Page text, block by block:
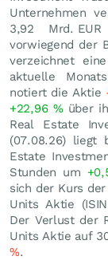
Unternehmen
3,92 Mrd. EUR
vorwiegend der
verzeichnet
aktuelle
notiert die Aktie
+22,96 %über
Real Estate
(07.08.26) liegt
Estate
Stunden um
sich der Kurs
Units Aktie
Der Verlust der
Units Aktie auf
%.